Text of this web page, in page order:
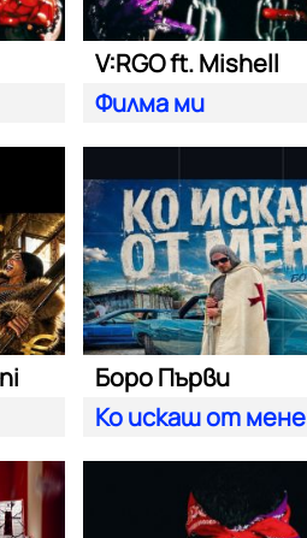
V:RGO ft. Mishell
Филма ми
Боро Първи
Ко искаш от мене